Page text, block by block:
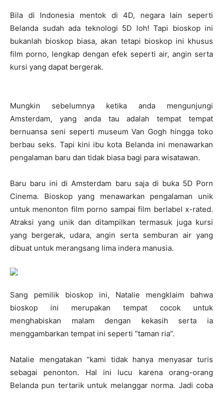
Bila di Indonesia mentok di 4D, negara lain seperti
Belanda sudah ada teknologi 5D loh! Tapi bioskop ini
bukanlah bioskop biasa, akan tetapi bioskop ini khusus
film porno, lengkap dengan efek seperti air, angin serta
kursi yang dapat bergerak.
Mungkin sebelumnya ketika anda mengunjungi
Amsterdam, yang anda tau adalah tempat tempat
bernuansa seni seperti museum Van Gogh hingga toko
berbau seks. Tapi kini ibu kota Belanda ini menawarkan
pengalaman baru dan tidak biasa bagi para wisatawan.
Baru baru ini di Amsterdam baru saja di buka 5D Porn
Cinema. Bioskop yang menawarkan pengalaman unik
untuk menonton film porno sampai film berlabel x-rated.
Atraksi yang unik dan ditampilkan termasuk juga kursi
yang bergerak, udara, angin serta semburan air yang
dibuat untuk merangsang lima indera manusia.
Sang pemilik bioskop ini, Natalie mengklaim bahwa
bioskop ini merupakan tempat cocok untuk
menghabiskan malam dengan kekasih serta ia
menggambarkan tempat ini seperti “taman ria”.
Natalie mengatakan “kami tidak hanya menyasar turis
sebagai penonton. Hal ini lucu karena orang-orang
Belanda pun tertarik untuk melanggar norma. Jadi coba